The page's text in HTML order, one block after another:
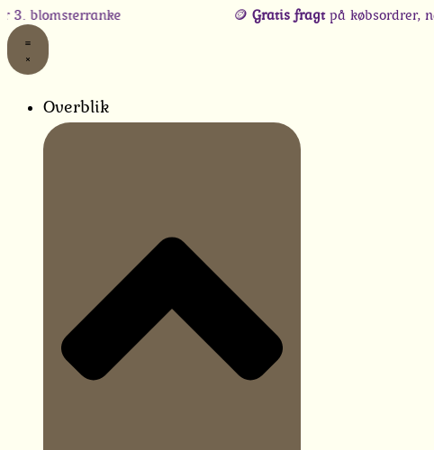
Gå
til
indholdet
Gratis fragtpå købsordrer, når du
Overblik